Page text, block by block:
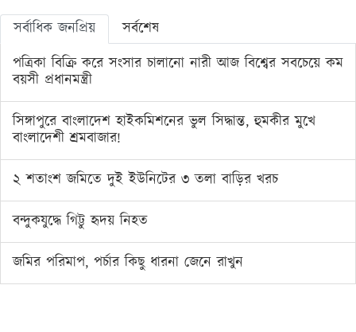
সর্বাধিক জনপ্রিয়
সর্বশেষ
পত্রিকা বিক্রি করে সংসার চালানো নারী আজ বিশ্বের সবচেয়ে কম
বয়সী প্রধানমন্ত্রী
সিঙ্গাপুরে বাংলাদেশ হাইকমিশনের ভুল সিদ্ধান্ত, হুমকীর মুখে
বাংলাদেশী শ্রমবাজার!
২ শতাংশ জমিতে দুই ইউনিটের ৩ তলা বাড়ির খরচ
বন্দুকযুদ্ধে গিট্টু হৃদয় নিহত
জমির পরিমাপ, পর্চার কিছু ধারনা জেনে রাখুন